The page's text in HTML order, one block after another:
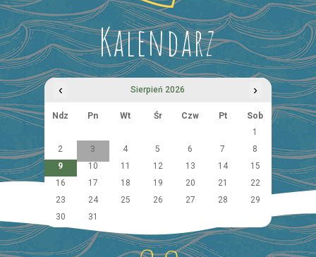
Kalendarz
‹ Sierpień 2026 ›
Ndz Pn Wt Śr Czw Pt
Sob
1
2
3 4 5 6 7
8
9
10 11 12 13 14
15
16
17 18 19 20 21
22
23
24 25 26 27 28
29
30
31